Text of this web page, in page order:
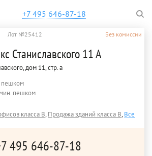
+7 495 646-87-18
Лот №25412 Без комиссии
Станиславского 11 А
дом 11, стр. а
пешком
пешком
класса B,Продажа зданий класса B,Все
495 646-87-18